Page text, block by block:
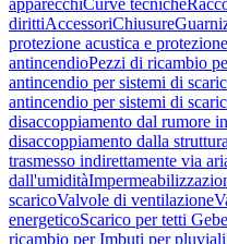
apparecchiCurve tecniche
dirittiAccessoriChiusure
protezione acustica e
antincendioPezzi di ricambio
antincendio per sistemi di
antincendio per sistemi di
disaccoppiamento dal rumore
disaccoppiamento dalla
trasmesso indirettamente via
dall'umidità
scaricoValvole di ventilazione
energeticoScarico per tetti
ricambio per Imbuti per pluviali